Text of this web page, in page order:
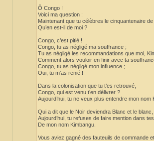
Ô Congo !
Voici ma question :
Maintenant que tu célèbres le cinquantenaire
Qu’en est-il de moi ?
Congo, c’est pitié !
Congo, tu as négligé ma souffrance ;
Tu as négligé les recommandations que moi,
Comment alors vouloir en finir avec ta
Congo, tu as négligé mon influence ;
Oui, tu m’as renié !
Dans la colonisation que tu t’es retrouvé,
Congo, qui est venu t’en délivrer ?
Aujourd’hui, tu ne veux plus entendre mon nom
Qui a dit que le Noir deviendra Blanc et le
Aujourd’hui, tu refuses de faire mention dans
De mon nom Kimbangu.
Vous aviez gagné des fauteuils de commande